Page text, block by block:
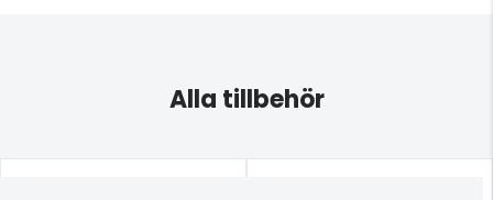
Alla tillbehör